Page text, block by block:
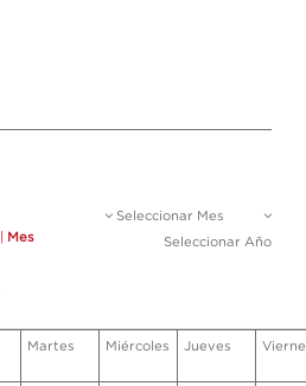
Mes
Seleccionar Mes
Seleccionar Año
Martes Miércoles Jueves